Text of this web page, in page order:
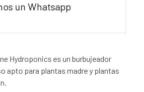
un Whatsapp
Hydroponics es un burbujeador
apto para plantas madre y plantas